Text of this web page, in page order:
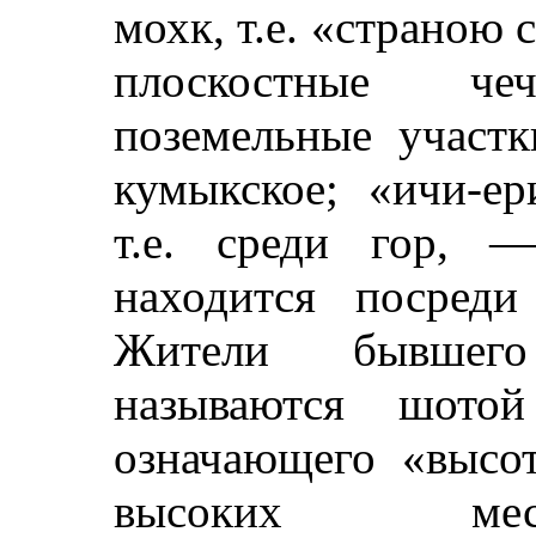
мохк, т.е. «страною
плоскостные
поземельные
кумыкское; «ичи-
т.е. среди гор, —
находится
Жители
называются
означающего
высоких